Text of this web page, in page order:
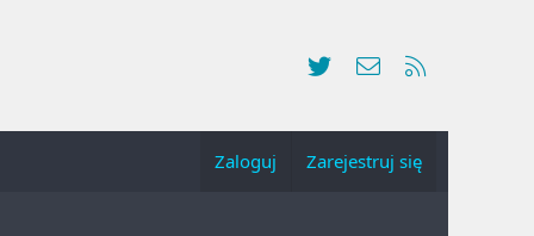
Twitter Kontakt
Zaloguj Zarejestruj się